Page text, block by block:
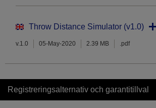
Throw Distance Simulator (v1.0)
v.1.0 05-May-2020 2.39 MB .pdf
Registreringsalternativ och garantitillval